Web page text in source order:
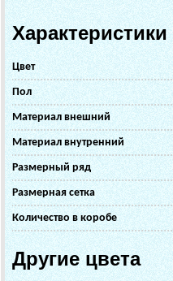
Характеристики
Цвет
Пол
Материал внешний
Материал внутренний
Размерный ряд
Размерная сетка
Количество в коробе
Другие цвета